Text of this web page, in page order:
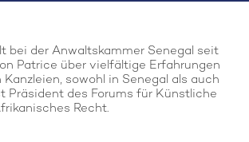
bei der Anwaltskammer Senegal seit
Patrice über vielfältige Erfahrungen
sowohl in Senegal als auch
Präsident des Forums für Künstliche
Recht.